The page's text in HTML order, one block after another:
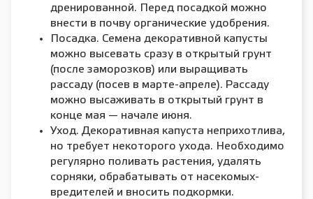
дренированной. Перед посадкой можно
внести в почву органические удобрения.
Посадка. Семена декоративной капусты
можно высевать сразу в открытый грунт
(после заморозков) или выращивать
рассаду (посев в марте-апреле). Рассаду
можно высаживать в открытый грунт в
конце мая — начале июня.
Уход. Декоративная капуста неприхотлива,
но требует некоторого ухода. Необходимо
регулярно поливать растения, удалять
сорняки, обрабатывать от насекомых-
вредителей и вносить подкормки.